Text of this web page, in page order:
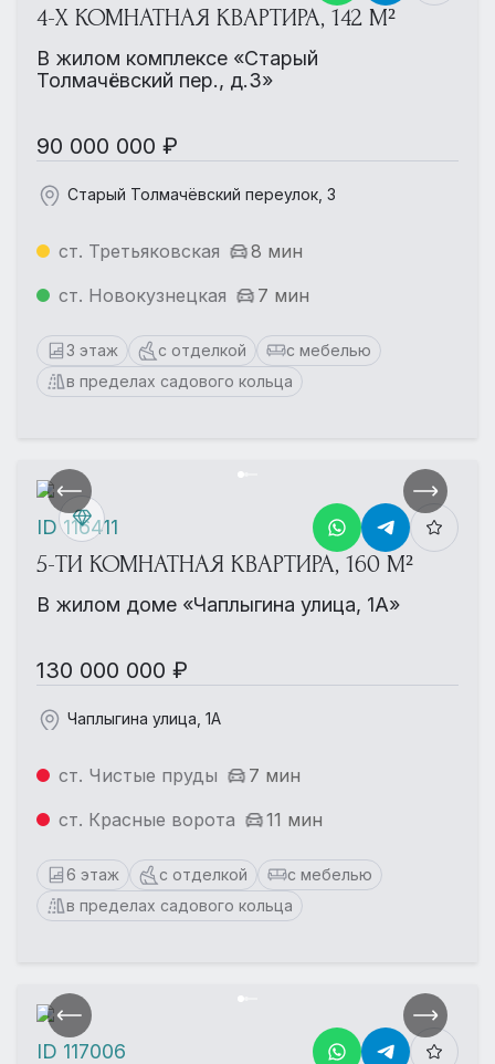
4-Х КОМНАТНАЯ КВАРТИРА, 142 М²
В жилом комплексе «Старый
Толмачёвский пер., д.3»
90 000 000 ₽
Старый Толмачёвский переулок, 3
ст. Третьяковская
8 мин
ст. Новокузнецкая
7 мин
3 этаж с отделкой
с мебелью
в пределах садового кольца
5-ТИ КОМНАТНАЯ КВАРТИРА, 160 М²
В жилом доме «Чаплыгина улица, 1А»
130 000 000 ₽
Чаплыгина улица, 1А
ст. Чистые пруды
7 мин
ст. Красные ворота
11 мин
6 этаж с отделкой
с мебелью
в пределах садового кольца
ID 116411
ID 117006